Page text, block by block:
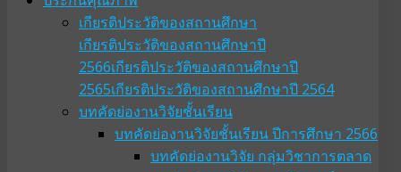
เกียรติประวัติของสถานศึกษา
เกียรติประวัติของสถานศึกษาปี
2566เกียรติประวัติของสถานศึกษาปี
2565เกียรติประวัติของสถานศึกษาปี 2564
บทคัดย่องานวิจัยชั้นเรียน
บทคัดย่องานวิจัยชั้นเรียน ปีการศึกษา 2566
บทคัดย่องานวิจัย กลุ่มวิชาการตลาด